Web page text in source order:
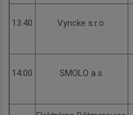
13:40 Vyncke s.r.o.
14:00 SMOLO a.s.